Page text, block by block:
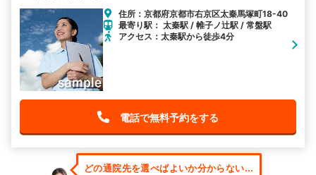
住所：京都府京都市右京区太秦馬塚町18-40
最寄り駅： 太秦駅 / 帷子ノ辻駅 / 常盤駅
アクセス：太秦駅から徒歩4分
電話で無料予約をする
どの通院先を選べばよいか分からない...